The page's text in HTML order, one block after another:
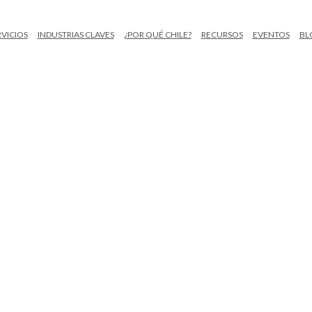
INDUSTRIAS CLAVES ¿POR QUÉ CHILE? RECURSOS EVENTOS